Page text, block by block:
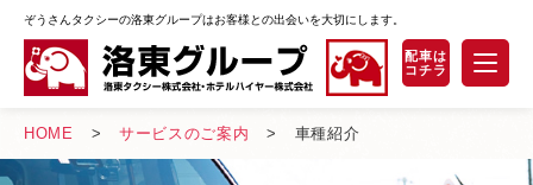
ぞうさんタクシーの洛東グループはお客様との出会いを大切にします。
安全への取り組み
サービスのご案内
HOME サービスのご案内 車種紹介